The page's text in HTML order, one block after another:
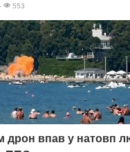
553
дрон впав у натовп